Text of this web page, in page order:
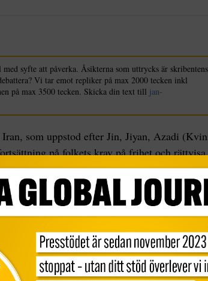
syfte att påverka. Åsikterna som uttrycks är skribentens
Vi tar emot repliker på max 2000 tecken inkl
på max 3500 tecken. Skicka din text till jan-
Iran, som uppstod efter Jin, Jiyan, Azadi
på folkets krav på frihet och rättvisa.
säkerhetsåtgärder, massakrer, omfattande
och militarisering av städerna. Samtidigt
att stå emot alla former av despoti, vilket
nödvändig.
det höga pris som människor betalar för sin
omfattande gripanden, strikta